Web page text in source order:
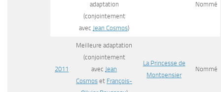
adaptation
(conjointement
avec Jean Cosmos)
Nommé
2011
Meilleure adaptation
(conjointement
avec Jean
Cosmos et François-
La Princesse de
Montpensier
Nommé